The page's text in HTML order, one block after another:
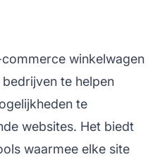
winkelwagen
te helpen
te
websites. Het biedt
waarmee elke site